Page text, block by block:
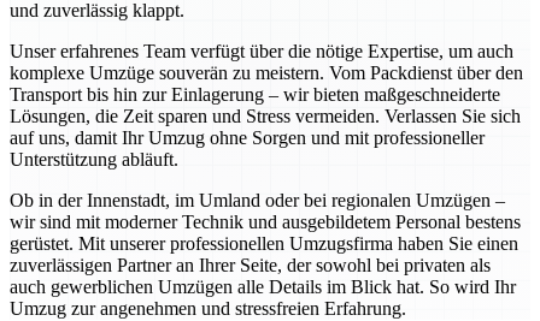
und zuverlässig klappt.
Unser erfahrenes Team verfügt über die nötige Expertise, um auch
komplexe Umzüge souverän zu meistern. Vom Packdienst über den
Transport bis hin zur Einlagerung – wir bieten maßgeschneiderte
Lösungen, die Zeit sparen und Stress vermeiden. Verlassen Sie sich
auf uns, damit Ihr Umzug ohne Sorgen und mit professioneller
Unterstützung abläuft.
Ob in der Innenstadt, im Umland oder bei regionalen Umzügen –
wir sind mit moderner Technik und ausgebildetem Personal bestens
gerüstet. Mit unserer professionellen Umzugsfirma haben Sie einen
zuverlässigen Partner an Ihrer Seite, der sowohl bei privaten als
auch gewerblichen Umzügen alle Details im Blick hat. So wird Ihr
Umzug zur angenehmen und stressfreien Erfahrung.